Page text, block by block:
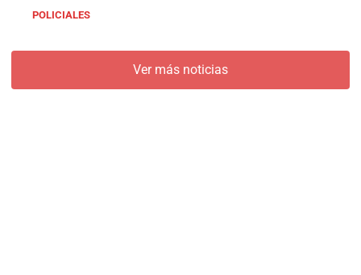
POLICIALES
Ver más noticias